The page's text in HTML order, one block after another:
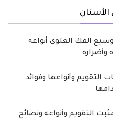
الفك العلوي أنواعه
وأضراره
التقويم وأنواعها وفوائد
التقويم وأنواعه ونصائح